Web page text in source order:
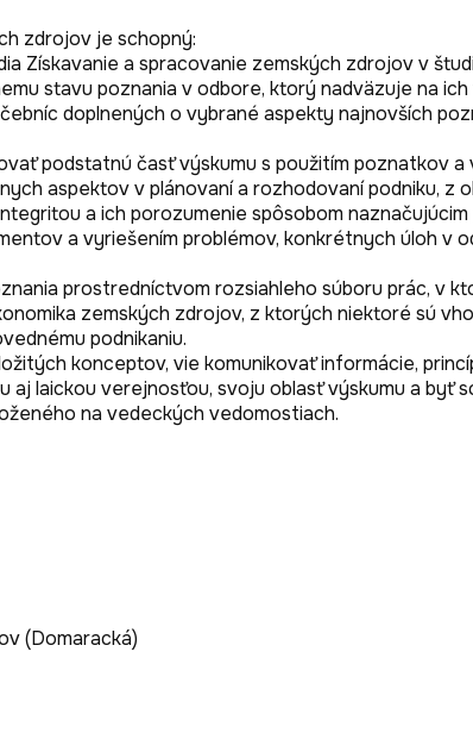
zdrojov je schopný:
Získavanie a spracovanie zemských zdrojov v
stavu poznania v odbore, ktorý nadväzuje na
doplnených o vybrané aspekty najnovších
podstatnú časť výskumu s použitím poznatkov
aspektov v plánovaní a rozhodovaní podniku,
a ich porozumenie spôsobom
a vyriešením problémov, konkrétnych úloh v
prostredníctvom rozsiahleho súboru prác, v
zemských zdrojov, z ktorých niektoré sú
podnikaniu.
konceptov, vie komunikovať informácie,
aj laickou verejnosťou, svoju oblasť výskumu a byť
na vedeckých vedomostiach.